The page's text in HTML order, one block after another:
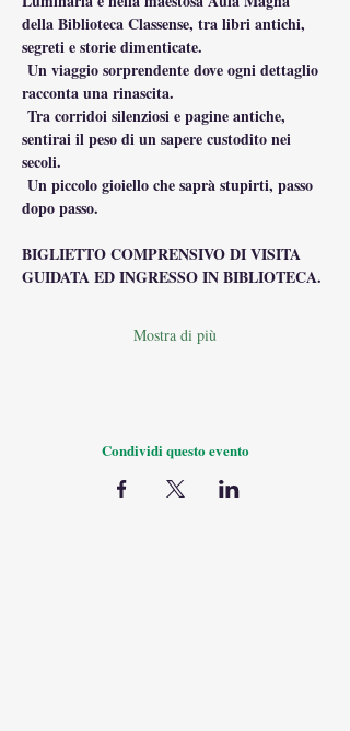
della Biblioteca Classense, tra libri antichi,
segreti e storie dimenticate.
Un viaggio sorprendente dove ogni dettaglio
racconta una rinascita.
Tra corridoi silenziosi e pagine antiche,
sentirai il peso di un sapere custodito nei
secoli.
Un piccolo gioiello che saprà stupirti, passo
dopo passo.
BIGLIETTO COMPRENSIVO DI VISITA
GUIDATA ED INGRESSO IN BIBLIOTECA.
Mostra di più
Condividi questo evento